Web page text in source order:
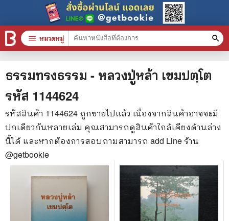
ธรรมทรงธรรม - หลวงปู่หล้า เขมปตฺโต
รหัส 1144624
รหัสสินค้า 1144624 ถูกขายไปแล้ว เนื่องจากสินค้าอาจจะมี
ปกเดียวกันหลายเล่ม คุณสามารถดูสินค้าใกล้เคียงด้านล่าง
นี้ได้ และหากต้องการสอบถามสามารถ add Line ร้าน
@getbookie
menu หมวดหมู่ search
หมวดหมู่สินค้า clear
หนังสือทั้งหมด
stars สินค้าใช้เฉพาะแต้มเท่านั้น
📚 หนังสือทั่วไป
🦄 วรรณกรรม นิยาย เรื่องสั้น
😼 หนังสือการ์ตูน